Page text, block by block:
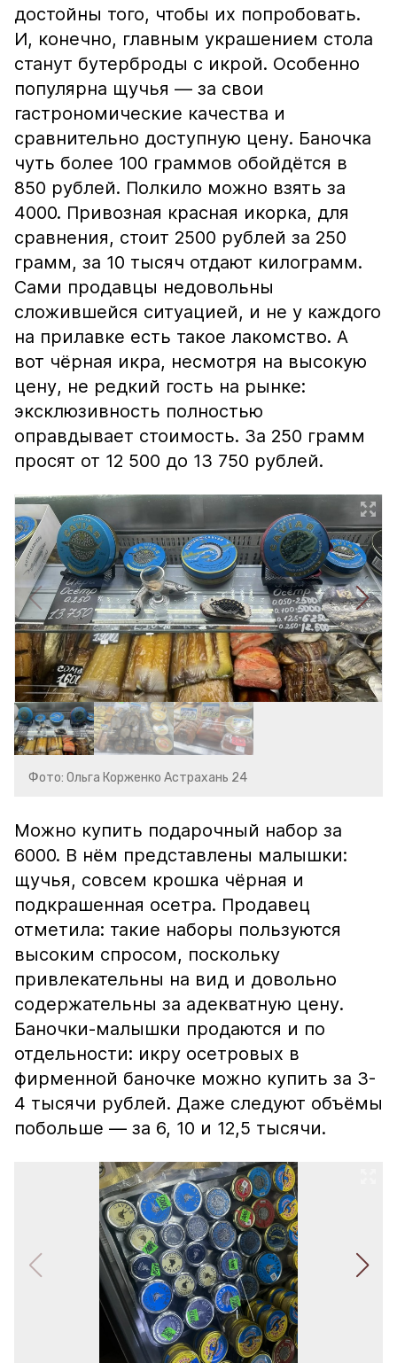
достойны того, чтобы их попробовать.
И, конечно, главным украшением стола
станут бутерброды с икрой. Особенно
популярна щучья — за свои
гастрономические качества и
сравнительно доступную цену. Баночка
чуть более 100 граммов обойдётся в
850 рублей. Полкило можно взять за
4000. Привозная красная икорка, для
сравнения, стоит 2500 рублей за 250
грамм, за 10 тысяч отдают килограмм.
Сами продавцы недовольны
сложившейся ситуацией, и не у каждого
на прилавке есть такое лакомство. А
вот чёрная икра, несмотря на высокую
цену, не редкий гость на рынке:
эксклюзивность полностью
оправдывает стоимость. За 250 грамм
просят от 12 500 до 13 750 рублей.
Фото: Ольга Корженко Астрахань 24
Можно купить подарочный набор за
6000. В нём представлены малышки:
щучья, совсем крошка чёрная и
подкрашенная осетра. Продавец
отметила: такие наборы пользуются
высоким спросом, поскольку
привлекательны на вид и довольно
содержательны за адекватную цену.
Баночки-малышки продаются и по
отдельности: икру осетровых в
фирменной баночке можно купить за 3-
4 тысячи рублей. Даже следуют объёмы
побольше — за 6, 10 и 12,5 тысячи.